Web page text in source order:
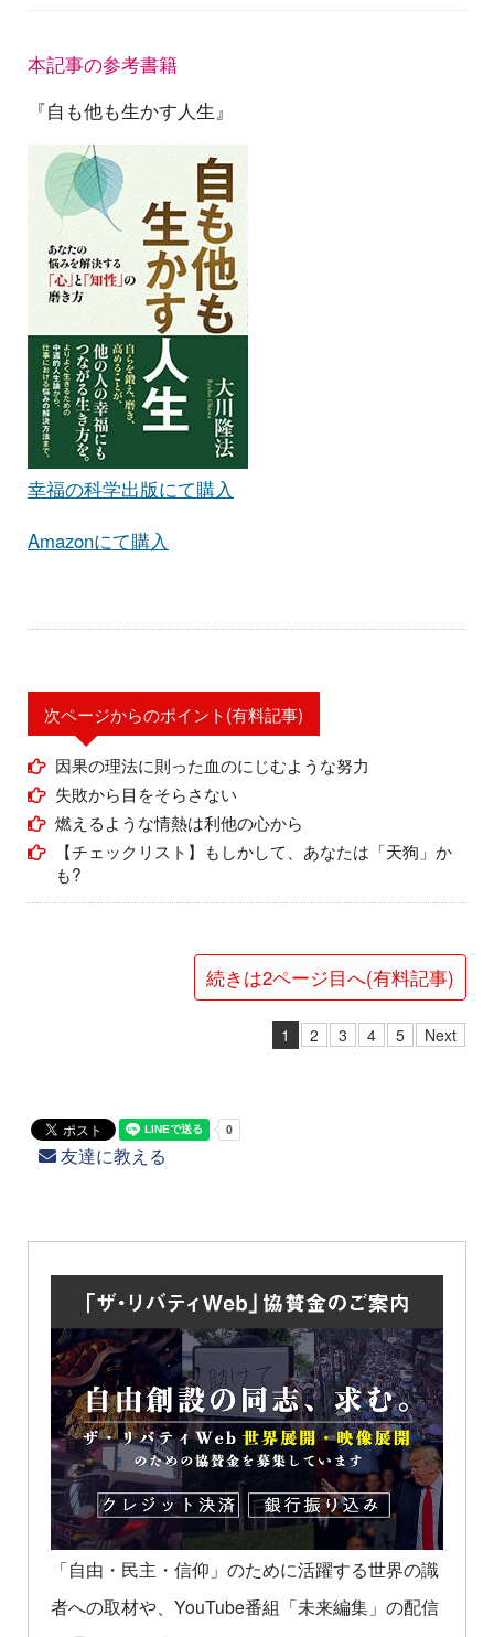
本記事の参考書籍
『自も他も生かす人生』
幸福の科学出版にて購入
Amazonにて購入
次ページからのポイント(有料記事)
因果の理法に則った血のにじむような努力
失敗から目をそらさない
燃えるような情熱は利他の心から
【チェックリスト】もしかして、あなたは「天狗」か
も?
続きは2ページ目へ(有料記事)
1 2 3 4 5 Next
友達に教える
「自由・民主・信仰」のために活躍する世界の識
者への取材や、YouTube番組「未来編集」の配信